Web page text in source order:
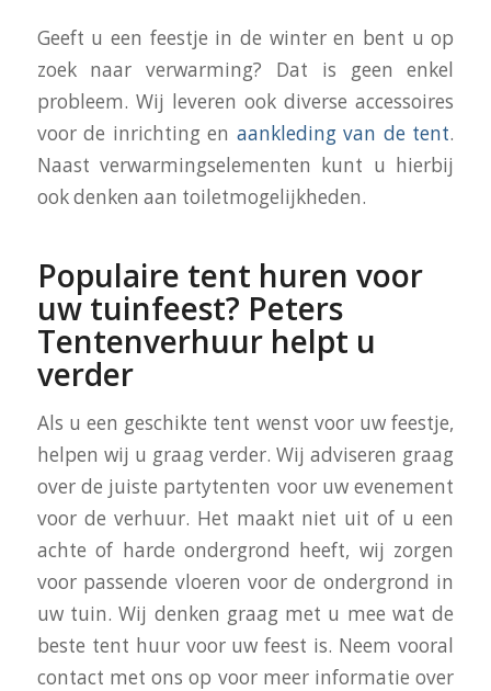
Geeft u een feestje in de winter en bent u op
zoek naar verwarming? Dat is geen enkel
probleem. Wij leveren ook diverse accessoires
voor de inrichting en aankleding van de tent.
Naast verwarmingselementen kunt u hierbij
ook denken aan toiletmogelijkheden.
Populaire tent huren voor
uw tuinfeest? Peters
Tentenverhuur helpt u
verder
Als u een geschikte tent wenst voor uw feestje,
helpen wij u graag verder. Wij adviseren graag
over de juiste partytenten voor uw evenement
voor de verhuur. Het maakt niet uit of u een
achte of harde ondergrond heeft, wij zorgen
voor passende vloeren voor de ondergrond in
uw tuin. Wij denken graag met u mee wat de
beste tent huur voor uw feest is. Neem vooral
contact met ons op voor meer informatie over